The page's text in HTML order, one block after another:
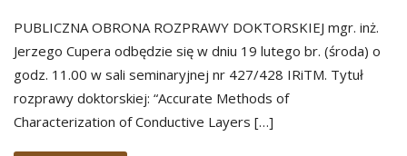
PUBLICZNA OBRONA ROZPRAWY DOKTORSKIEJ mgr. inż.
Jerzego Cupera odbędzie się w dniu 19 lutego br. (środa) o
godz. 11.00 w sali seminaryjnej nr 427/428 IRiTM. Tytuł
rozprawy doktorskiej: “Accurate Methods of
Characterization of Conductive Layers […]